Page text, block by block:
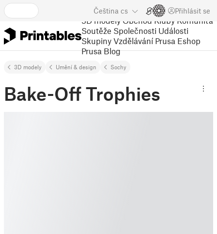
Čeština cs Přihlásit se
3D modely Obchod Kluby Komunita
Soutěže Společnosti Události
Skupiny Vzdělávání Prusa Eshop
Prusa Blog
3D modely Umění & design Sochy
Bake-Off Trophies